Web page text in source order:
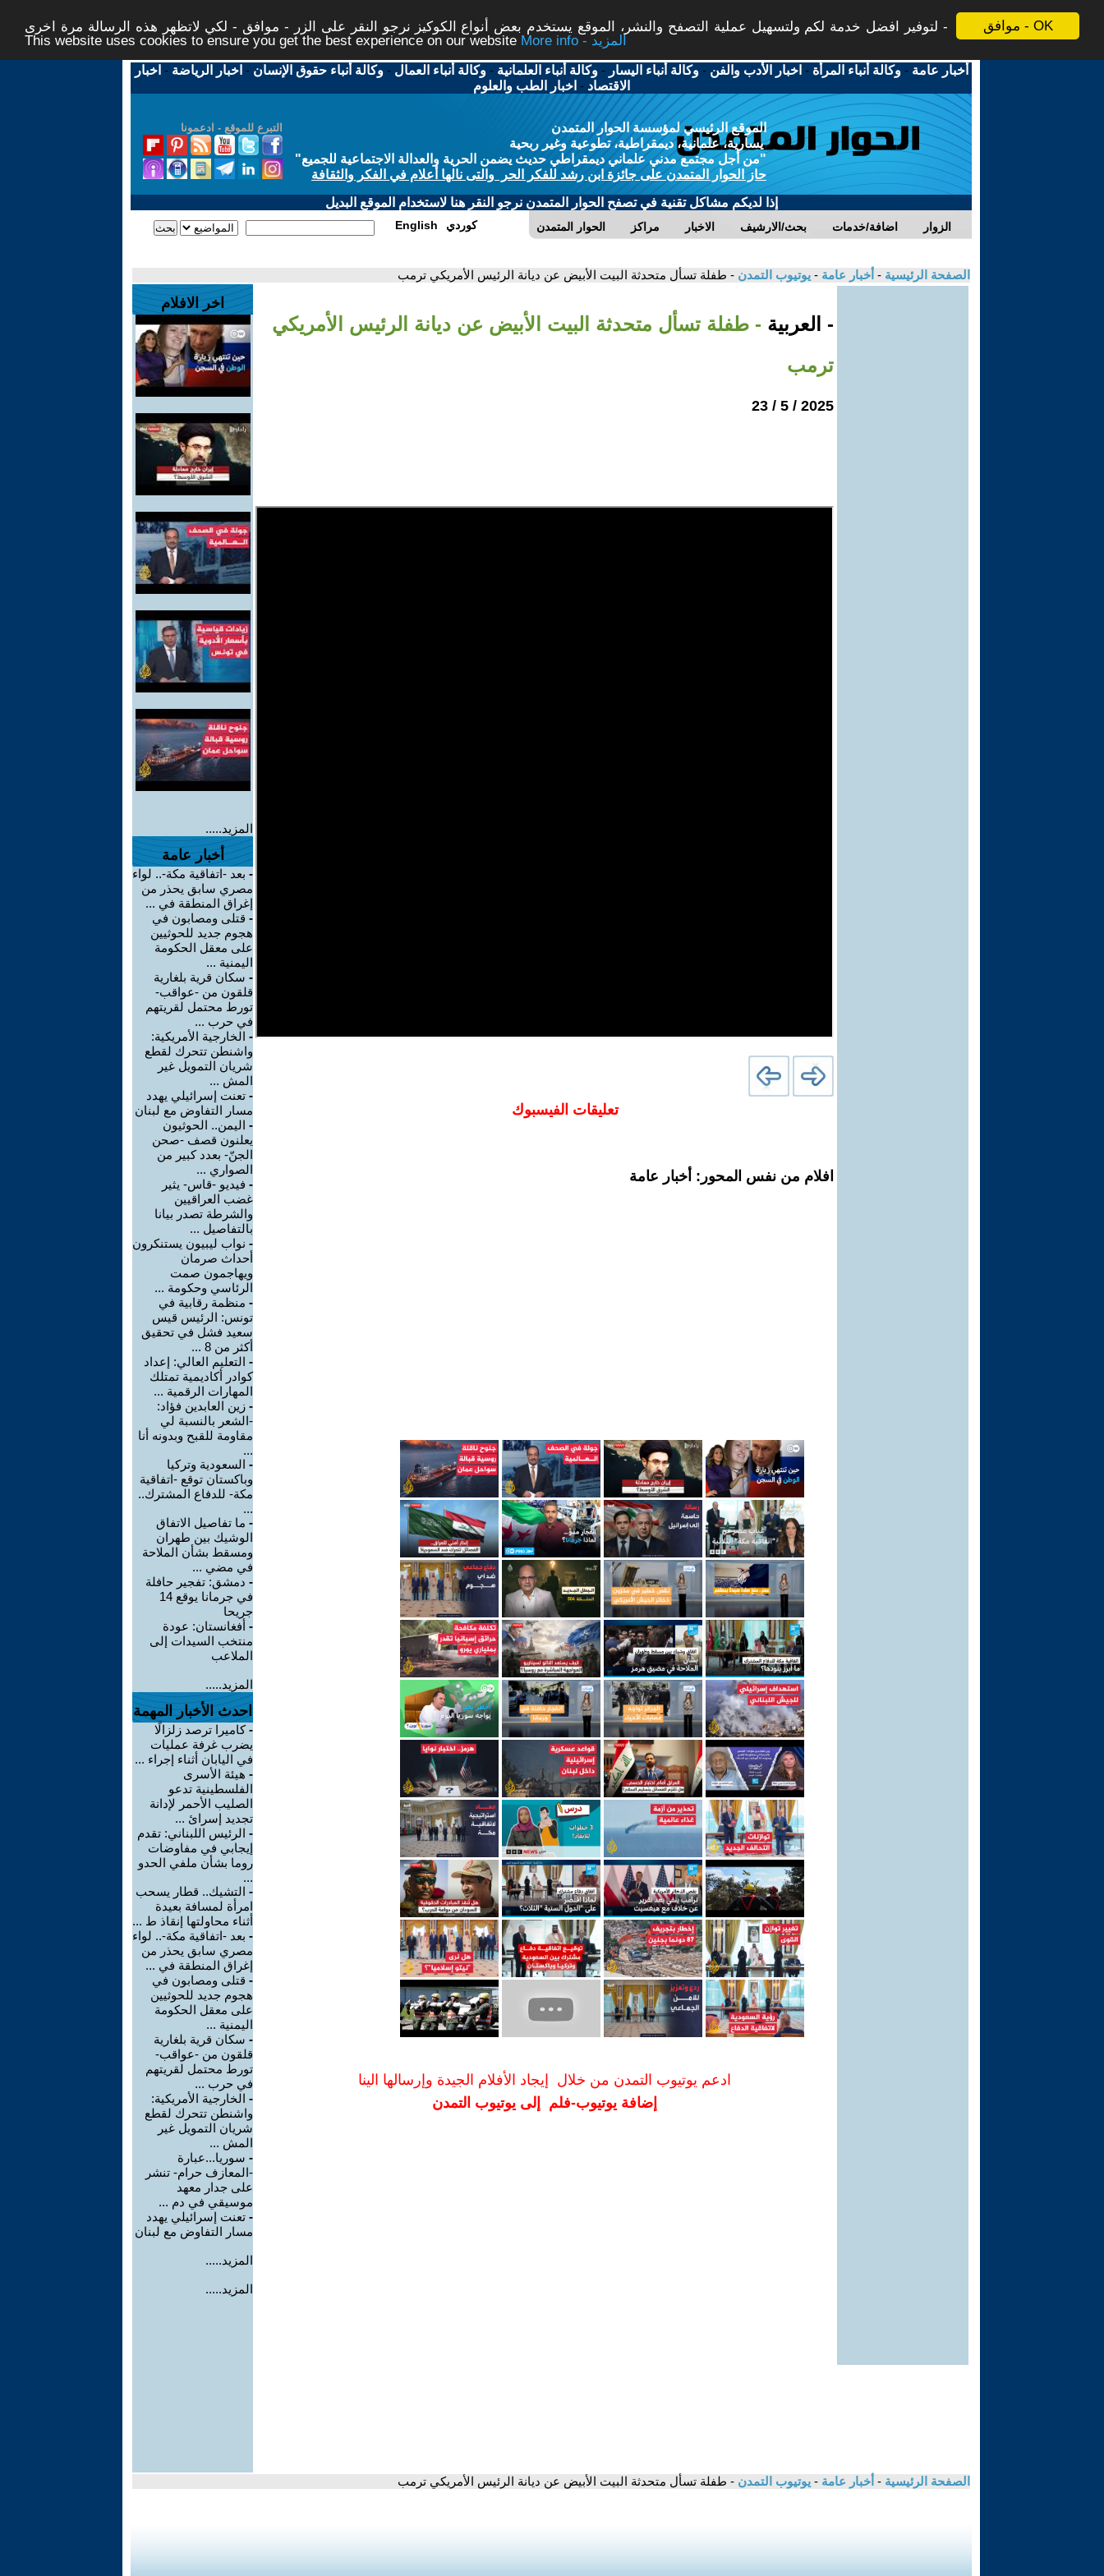
موافق - OK
لتوفير افضل خدمة لكم ولتسهيل عملية التصفح والنشر، الموقع يستخدم بعض أنواع الكوكيز نرجو النقر على الزر - موافق - لكي لاتظهر هذه الرسالة مرة اخرى -
This website uses cookies to ensure you get the best experience on our website
More info - المزيد
أخبار عامة -وكالة أنباء المرأة - اخبار الأدب والفن -وكالة أنباء اليسار -وكالة أنباء العلمانية -وكالة أنباء العمال -وكالة أنباء حقوق الإنسان - اخبار الرياضة - اخبار
الاقتصاد - اخبار الطب والعلوم
التبرع للموقع - ادعمونا
الموقع الرئيسي لمؤسسة الحوار المتمدن
يسارية، علمانية، ديمقراطية، تطوعية وغير ربحية
"من أجل مجتمع مدني علماني ديمقراطي حديث يضمن الحرية والعدالة الاجتماعية للجميع"
حاز الحوار المتمدن على جائزة ابن رشد للفكر الحر والتى نالها أعلام في الفكر والثقافة
إذا لديكم مشاكل تقنية في تصفح الحوار المتمدن نرجو النقر هنا لاستخدام الموقع البديل
الحوار المتمدن مراكز الاخبار بحث/الارشيف اضافة/خدمات الزوار English كوردي
الصفحة الرئيسية - أخبار عامة - يوتيوب التمدن - طفلة تسأل متحدثة البيت الأبيض عن ديانة الرئيس الأمريكي ترمب
- العربية - طفلة تسأل متحدثة البيت الأبيض عن ديانة الرئيس الأمريكي
ترمب
2025 / 5 / 23
تعليقات الفيسبوك
افلام من نفس المحور: أخبار عامة
ادعم يوتيوب التمدن من خلال إيجاد الأفلام الجيدة وإرسالها الينا
إضافة يوتيوب-فلم إلى يوتيوب التمدن
اخر الافلام
المزيد.....
أخبار عامة
- بعد -اتفاقية مكة-.. لواء
مصري سابق يحذر من
إغراق المنطقة في ...
- قتلى ومصابون في
هجوم جديد للحوثيين
على معقل الحكومة
اليمنية ...
- سكان قرية بلغارية
قلقون من -عواقب-
تورط محتمل لقريتهم
في حرب ...
- الخارجية الأمريكية:
واشنطن تتحرك لقطع
شريان التمويل غير
المش ...
- تعنت إسرائيلي يهدد
مسار التفاوض مع لبنان
- اليمن.. الحوثيون
يعلنون قصف -صحن
الجنّ- بعدد كبير من
الصواري ...
- فيديو -قاس- يثير
غضب العراقيين
والشرطة تصدر بيانا
بالتفاصيل ...
- نواب ليبيون يستنكرون
أحداث صرمان
ويهاجمون صمت
الرئاسي وحكومة ...
- منظمة رقابية في
تونس: الرئيس قيس
سعيد فشل في تحقيق
أكثر من 8 ...
- التعليم العالي: إعداد
كوادر أكاديمية تمتلك
المهارات الرقمية ...
- زين العابدين فؤاد:
-الشعر بالنسبة لي
مقاومة للقبح وبدونه أنا
...
- السعودية وتركيا
وباكستان توقع -اتفاقية
مكة- للدفاع المشترك..
...
- ما تفاصيل الاتفاق
الوشيك بين طهران
ومسقط بشأن الملاحة
في مضي ...
- دمشق: تفجير حافلة
في جرمانا يوقع 14
جريحا
- أفغانستان: عودة
منتخب السيدات إلى
الملاعب
المزيد.....
احدث الأخبار المهمة
-كاميرا ترصد زلزالًا
يضرب غرفة عمليات
في اليابان أثناء إجراء ...
- هيئة الأسرى
الفلسطينية تدعو
الصليب الأحمر لإدانة
تجديد إسرائ ...
- الرئيس اللبناني: تقدم
إيجابي في مفاوضات
روما بشأن ملفي الحدو
...
- التشيك.. قطار يسحب
امرأة لمسافة بعيدة
أثناء محاولتها إنقاذ ط ...
- بعد -اتفاقية مكة-.. لواء
مصري سابق يحذر من
إغراق المنطقة في ...
- قتلى ومصابون في
هجوم جديد للحوثيين
على معقل الحكومة
اليمنية ...
- سكان قرية بلغارية
قلقون من -عواقب-
تورط محتمل لقريتهم
في حرب ...
- الخارجية الأمريكية:
واشنطن تتحرك لقطع
شريان التمويل غير
المش ...
- سوريا...عبارة
-المعازف حرام- تنشر
على جدار معهد
موسيقي في دم ...
- تعنت إسرائيلي يهدد
مسار التفاوض مع لبنان
المزيد.....
المزيد.....
الصفحة الرئيسية - أخبار عامة - يوتيوب التمدن - طفلة تسأل متحدثة البيت الأبيض عن ديانة الرئيس الأمريكي ترمب